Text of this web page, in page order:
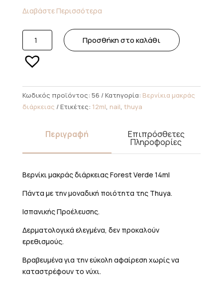
Διαβάστε Περισσότερα
56.
Thuya
Deluxe
Forest
11ml
ποσότητα
Προσθήκη στο καλάθι
Κωδικός προϊόντος: 56 Κατηγορία: Βερνίκια μακράς
διάρκειας
Ετικέτες: 12ml, nail, thuya
Περιγραφή Επιπρόσθετες
Πληροφορίες
Βερνίκι μακράς διάρκειας Forest Verde 14ml
Πάντα με την μοναδική ποιότητα της Thuya.
Ισπανικής Προέλευσης.
Δερματολογικά ελεγμένα, δεν προκαλούν
ερεθισμούς.
Βραβευμένα για την εύκολη αφαίρεση χωρίς να
καταστρέφουν το νύχι.